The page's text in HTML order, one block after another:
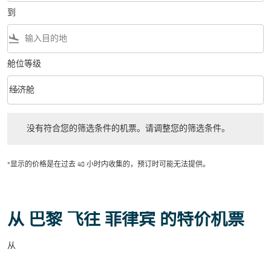
到
flight_land
舱位等级
舱位等级 option 经济舱 Selected
经济舱
keyboard_arrow_down
没有符合您的筛选条件的机票。请调整您的筛选条件。
*显示的价格是在过去 48 小时内收集的，预订时可能无法提供。
从 巴黎 飞往 菲律宾 的特价机票
从